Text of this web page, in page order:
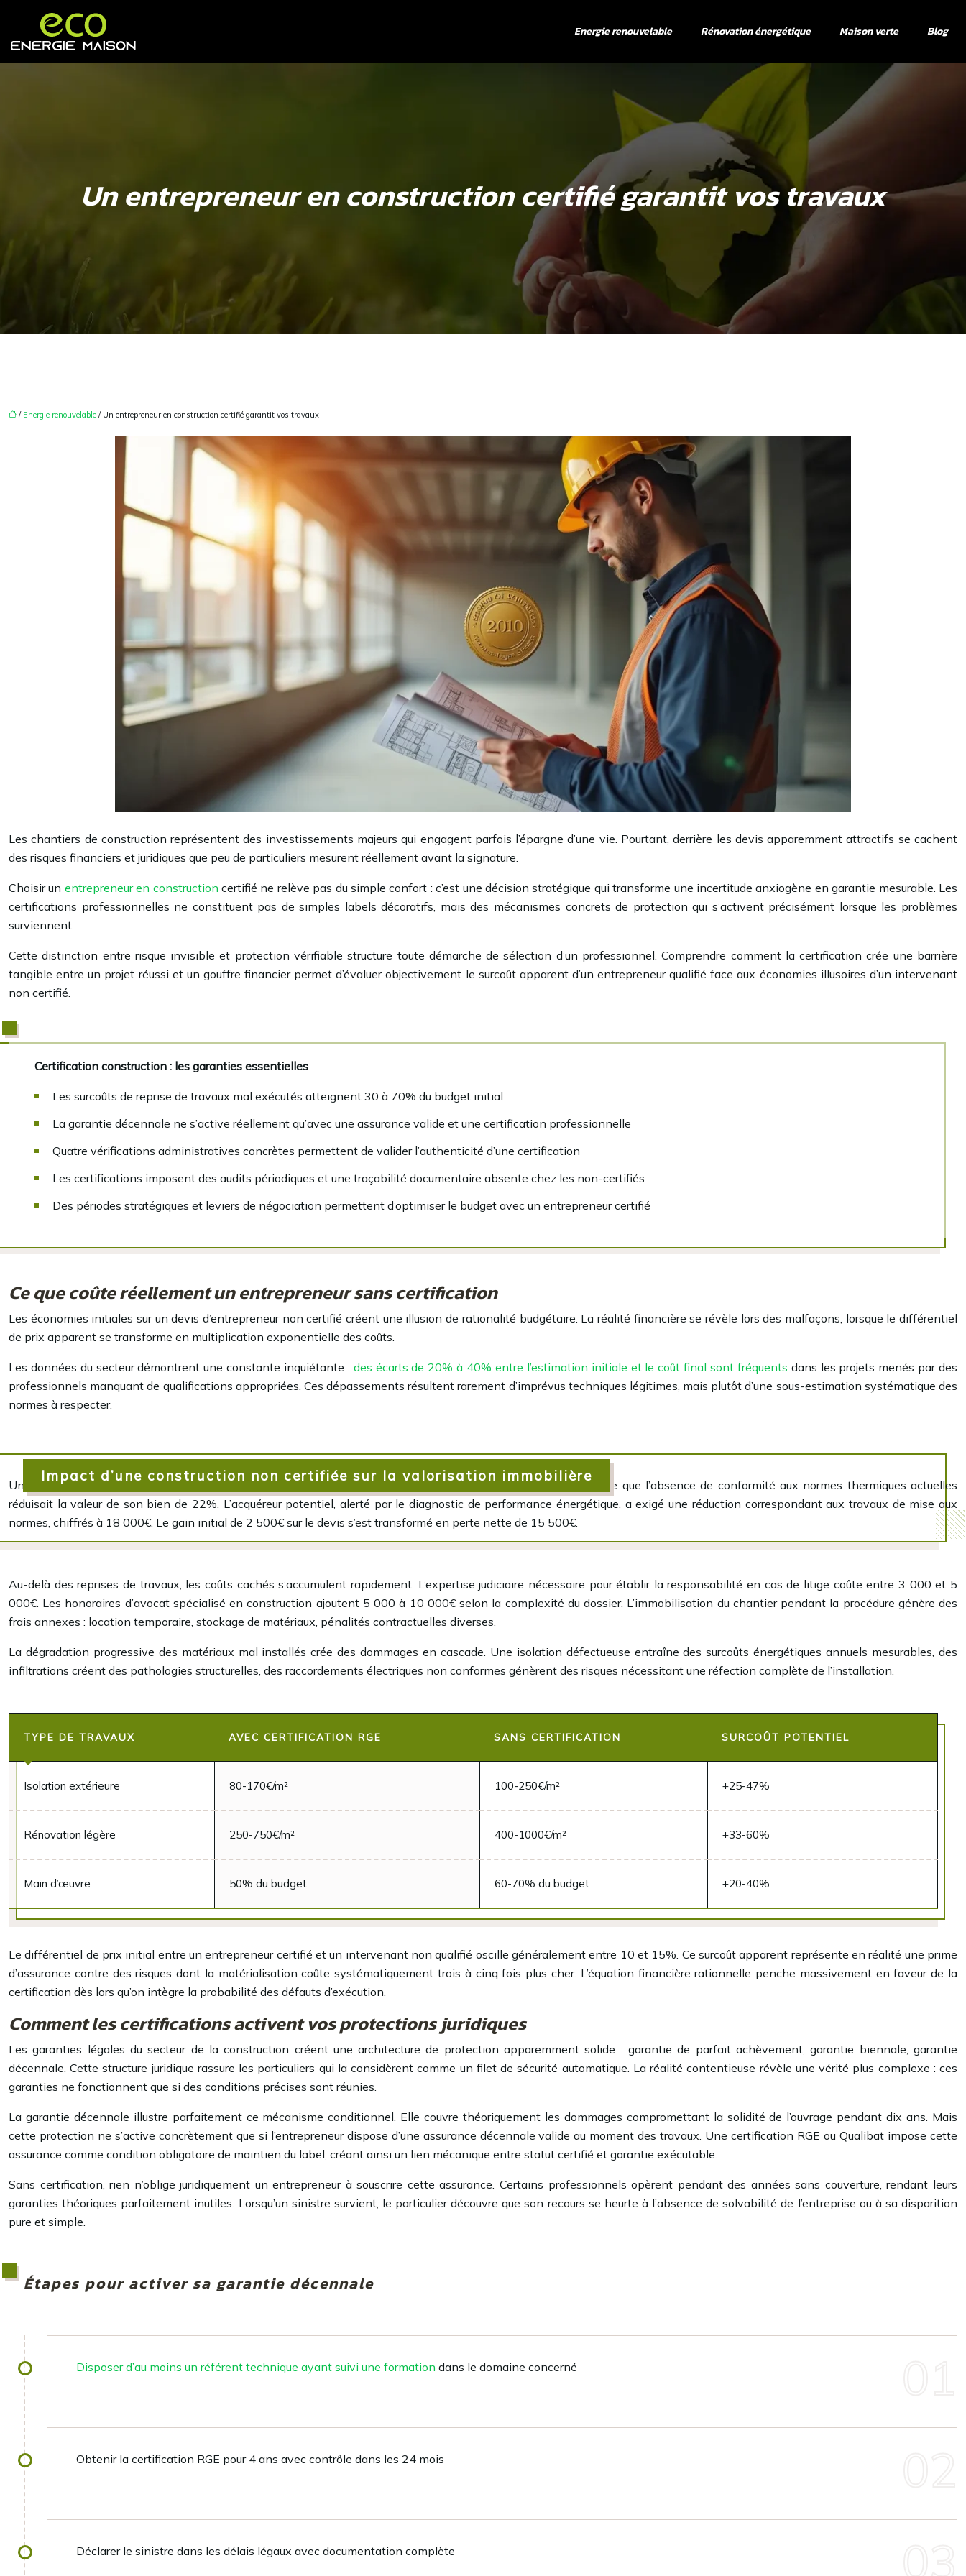
Energie renouvelable Rénovation énergétique Maison verte Blog
Un entrepreneur en construction certifié garantit vos travaux
/ Energie renouvelable / Un entrepreneur en construction certifié garantit vos travaux
Les chantiers de construction représentent des investissements majeurs qui engagent parfois l’épargne d’une vie. Pourtant, derrière les devis apparemment attractifs se cachent
des risques financiers et juridiques que peu de particuliers mesurent réellement avant la signature.
Choisir un entrepreneur en construction certifié ne relève pas du simple confort : c’est une décision stratégique qui transforme une incertitude anxiogène en garantie mesurable. Les
certifications professionnelles ne constituent pas de simples labels décoratifs, mais des mécanismes concrets de protection qui s’activent précisément lorsque les problèmes
surviennent.
Cette distinction entre risque invisible et protection vérifiable structure toute démarche de sélection d’un professionnel. Comprendre comment la certification crée une barrière
tangible entre un projet réussi et un gouffre financier permet d’évaluer objectivement le surcoût apparent d’un entrepreneur qualifié face aux économies illusoires d’un intervenant
non certifié.
Certification construction : les garanties essentielles
Les surcoûts de reprise de travaux mal exécutés atteignent 30 à 70% du budget initial
La garantie décennale ne s’active réellement qu’avec une assurance valide et une certification professionnelle
Quatre vérifications administratives concrètes permettent de valider l’authenticité d’une certification
Les certifications imposent des audits périodiques et une traçabilité documentaire absente chez les non-certifiés
Des périodes stratégiques et leviers de négociation permettent d’optimiser le budget avec un entrepreneur certifié
Ce que coûte réellement un entrepreneur sans certification
Les économies initiales sur un devis d’entrepreneur non certifié créent une illusion de rationalité budgétaire. La réalité financière se révèle lors des malfaçons, lorsque le différentiel
de prix apparent se transforme en multiplication exponentielle des coûts.
Les données du secteur démontrent une constante inquiétante : des écarts de 20% à 40% entre l’estimation initiale et le coût final sont fréquents dans les projets menés par des
professionnels manquant de qualifications appropriées. Ces dépassements résultent rarement d’imprévus techniques légitimes, mais plutôt d’une sous-estimation systématique des
normes à respecter.
Impact d’une construction non certifiée sur la valorisation immobilière
Un propriétaire ayant fait réaliser une extension par un entrepreneur non certifié a découvert lors de la revente que l’absence de conformité aux normes thermiques actuelles
réduisait la valeur de son bien de 22%. L’acquéreur potentiel, alerté par le diagnostic de performance énergétique, a exigé une réduction correspondant aux travaux de mise aux
normes, chiffrés à 18 000€. Le gain initial de 2 500€ sur le devis s’est transformé en perte nette de 15 500€.
Au-delà des reprises de travaux, les coûts cachés s’accumulent rapidement. L’expertise judiciaire nécessaire pour établir la responsabilité en cas de litige coûte entre 3 000 et 5
000€. Les honoraires d’avocat spécialisé en construction ajoutent 5 000 à 10 000€ selon la complexité du dossier. L’immobilisation du chantier pendant la procédure génère des
frais annexes : location temporaire, stockage de matériaux, pénalités contractuelles diverses.
La dégradation progressive des matériaux mal installés crée des dommages en cascade. Une isolation défectueuse entraîne des surcoûts énergétiques annuels mesurables, des
infiltrations créent des pathologies structurelles, des raccordements électriques non conformes génèrent des risques nécessitant une réfection complète de l’installation.
TYPE DE TRAVAUX AVEC CERTIFICATION RGE SANS CERTIFICATION SURCOÛT POTENTIEL
Isolation extérieure 80-170€/m² 100-250€/m² +25-47%
Rénovation légère 250-750€/m² 400-1000€/m² +33-60%
Main d’œuvre 50% du budget 60-70% du budget +20-40%
Le différentiel de prix initial entre un entrepreneur certifié et un intervenant non qualifié oscille généralement entre 10 et 15%. Ce surcoût apparent représente en réalité une prime
d’assurance contre des risques dont la matérialisation coûte systématiquement trois à cinq fois plus cher. L’équation financière rationnelle penche massivement en faveur de la
certification dès lors qu’on intègre la probabilité des défauts d’exécution.
Comment les certifications activent vos protections juridiques
Les garanties légales du secteur de la construction créent une architecture de protection apparemment solide : garantie de parfait achèvement, garantie biennale, garantie
décennale. Cette structure juridique rassure les particuliers qui la considèrent comme un filet de sécurité automatique. La réalité contentieuse révèle une vérité plus complexe : ces
garanties ne fonctionnent que si des conditions précises sont réunies.
La garantie décennale illustre parfaitement ce mécanisme conditionnel. Elle couvre théoriquement les dommages compromettant la solidité de l’ouvrage pendant dix ans. Mais
cette protection ne s’active concrètement que si l’entrepreneur dispose d’une assurance décennale valide au moment des travaux. Une certification RGE ou Qualibat impose cette
assurance comme condition obligatoire de maintien du label, créant ainsi un lien mécanique entre statut certifié et garantie exécutable.
Sans certification, rien n’oblige juridiquement un entrepreneur à souscrire cette assurance. Certains professionnels opèrent pendant des années sans couverture, rendant leurs
garanties théoriques parfaitement inutiles. Lorsqu’un sinistre survient, le particulier découvre que son recours se heurte à l’absence de solvabilité de l’entreprise ou à sa disparition
pure et simple.
Étapes pour activer sa garantie décennale
Disposer d’au moins un référent technique ayant suivi une formation dans le domaine concerné
Obtenir la certification RGE pour 4 ans avec contrôle dans les 24 mois
Déclarer le sinistre dans les délais légaux avec documentation complète